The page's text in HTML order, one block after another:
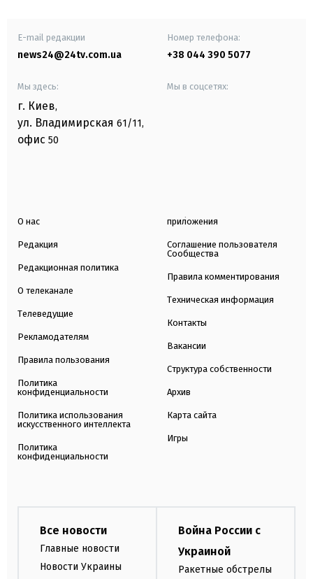
E-mail редакции
news24@24tv.com.ua
Номер телефона:
+38 044 390 5077
Мы здесь:
г. Киев,
ул. Владимирская 61/11,
офис 50
Мы в соцсетях:
О нас
Редакция
Редакционная политика
О телеканале
Телеведущие
Рекламодателям
Правила пользования
Политика
конфиденциальности
Политика использования
искусственного интеллекта
Политика
конфиденциальности
приложения
Соглашение пользователя
Сообщества
Правила комментирования
Техническая информация
Контакты
Вакансии
Структура собственности
Архив
Карта сайта
Игры
Все новости
Главные новости
Новости Украины
Война России с
Украиной
Ракетные обстрелы